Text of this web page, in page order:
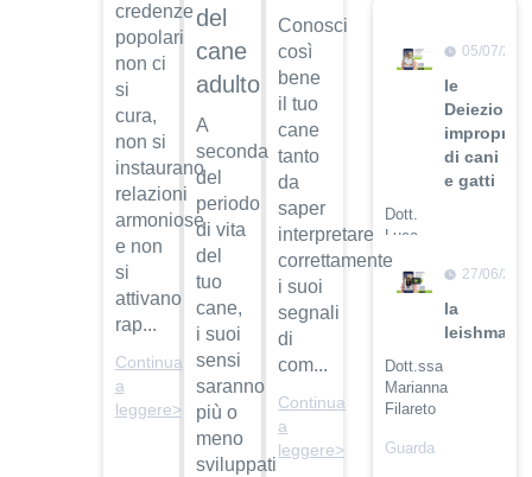
credenze
popolari
non ci
si
cura,
non si
instaurano
relazioni
armoniose
e non
si
attivano
rap...
Continua
a
leggere>
del
cane
adulto
A
seconda
del
periodo
di vita
del
tuo
cane,
i suoi
sensi
saranno
più o
meno
sviluppati
Conosci
così
bene
il tuo
cane
tanto
da
saper
interpretare
correttamente
i suoi
segnali
di
com...
Continua
a
leggere>
05/07/
le
Deiezioni
improprie
di cani
e gatti
Dott.
Luca
Buti
Guarda
27/06/
la
Dott.ssa
Marianna
Filareto
Guarda